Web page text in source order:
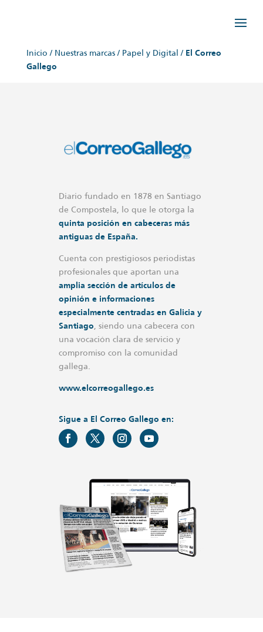
Inicio / Nuestras marcas/ Papel y Digital / El Correo
Gallego
Diario fundado en 1878 en Santiago
de Compostela, lo que le otorga la
quinta posición en cabeceras más
antiguas de España.
Cuenta con prestigiosos periodistas
profesionales que aportan una
amplia sección de artículos de
opinión e informaciones
especialmente centradas en Galicia y
Santiago, siendo una cabecera con
una vocación clara de servicio y
compromiso con la comunidad
gallega.
www.elcorreogallego.es
Sigue a El Correo Gallego en: